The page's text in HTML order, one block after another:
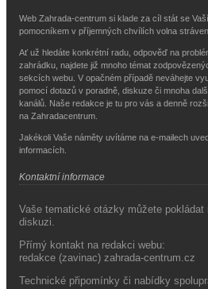
Web Zahrada-centrum si klade za cíl stát se
pomocníkem v příjemných chvílích volna
Ať už hledáte konkrétní radu, odpověď na
zahrádku, najdete již mnoho témat
sekcích webu. V opačném případě neváhejte
pomocí dotazů v poradně, diskuze či mnoha
kanálů. Naše redakce je tu pro vás a denně
na Zahradacentrum.
Jakékoli Vaše náměty uvítáme na e-mailech
informacích.
Kontaktní informace
Vaše tematické otázky můžete pokládat
diskuzi.
Přímý kontakt na redakci webu:
redakce (zavinac) zahrada-centrum.cz
Technické připomínky či nabídky